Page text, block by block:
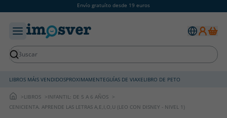
Envío gratuíto desde 19 euros
LIBROS MÁIS VENDIDOSPROXIMAMENTEGUÍAS DE VIAXELIBRO DE PETO
LIBROS
INFANTIL: DE 5 A 6 AÑOS
CENICIENTA. APRENDE LAS LETRAS A,E,I,O,U (LEO CON DISNEY - NIVEL 1)